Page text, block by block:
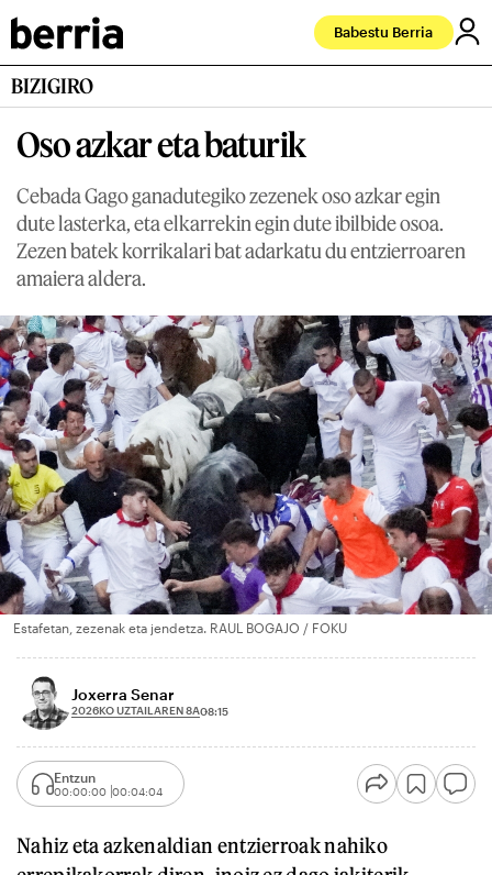
Babestu Berria
BIZIGIRO
Oso azkar eta baturik
Cebada Gago ganadutegiko zezenek oso azkar egin
dute lasterka, eta elkarrekin egin dute ibilbide osoa.
Zezen batek korrikalari bat adarkatu du entzierroaren
amaiera aldera.
Estafetan, zezenak eta jendetza. RAUL BOGAJO / FOKU
Joxerra Senar
2026KO UZTAILAREN 8A08:15
Entzun
00:00:00 00:04:04
Nahiz eta azkenaldian entzierroak nahiko